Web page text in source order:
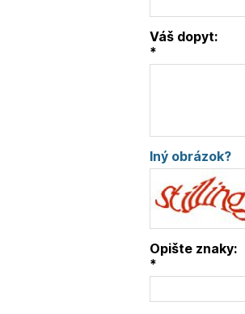
Váš dopyt:
*
Iný obrázok?
Opište znaky:
*